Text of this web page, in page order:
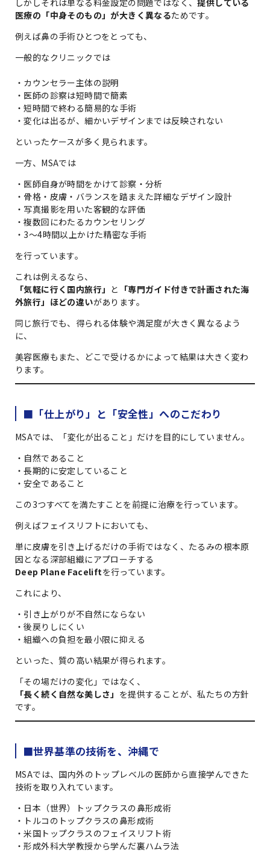
医療の「中身そのもの」が大きく異なるためです。
例えば鼻の手術ひとつをとっても、
一般的なクリニックでは
・カウンセラー主体の説明
・医師の診察は短時間で簡素
・短時間で終わる簡易的な手術
・変化は出るが、細かいデザインまでは反映されない
といったケースが多く見られます。
一方、MSAでは
・医師自身が時間をかけて診察・分析
・骨格・皮膚・バランスを踏まえた詳細なデザイン設計
・写真撮影を用いた客観的な評価
・複数回にわたるカウンセリング
・3〜4時間以上かけた精密な手術
を行っています。
これは例えるなら、
「気軽に行く国内旅行」 と 「専門ガイド付きで計画された海
外旅行」ほどの違いがあります。
同じ旅行でも、得られる体験や満足度が大きく異なるよう
に、
美容医療もまた、どこで受けるかによって結果は大きく変わ
ります。
■「仕上がり」と「安全性」へのこだわり
MSAでは、「変化が出ること」だけを目的にしていません。
・自然であること
・長期的に安定していること
・安全であること
この3つすべてを満たすことを前提に治療を行っています。
例えばフェイスリフトにおいても、
単に皮膚を引き上げるだけの手術ではなく、たるみの根本原
因となる深部組織にアプローチする
Deep Plane Faceliftを行っています。
これにより、
・引き上がりが不自然にならない
・後戻りしにくい
・組織への負担を最小限に抑える
といった、質の高い結果が得られます。
「その場だけの変化」ではなく、
「長く続く自然な美しさ」 を提供することが、私たちの方針
です。
■世界基準の技術を、沖縄で
MSAでは、国内外のトップレベルの医師から直接学んできた
技術を取り入れています。
・日本（世界）トップクラスの鼻形成術
・トルコのトップクラスの鼻形成術
・米国トップクラスのフェイスリフト術
・形成外科大学教授から学んだ裏ハムラ法